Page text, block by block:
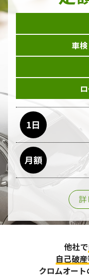
車
1日
月額
詳
他社で
自己破
クロムオー